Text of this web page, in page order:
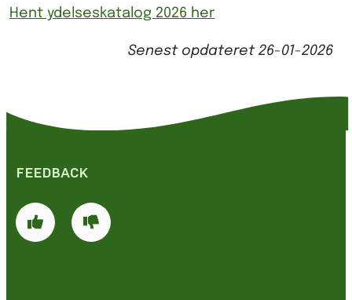
Hent ydelseskatalog 2026 her
Senest opdateret 26-01-2026
FEEDBACK